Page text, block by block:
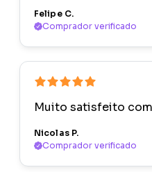
Felipe C.
Comprador verificado
Muito satisfeito
Nicolas P.
Comprador verificado